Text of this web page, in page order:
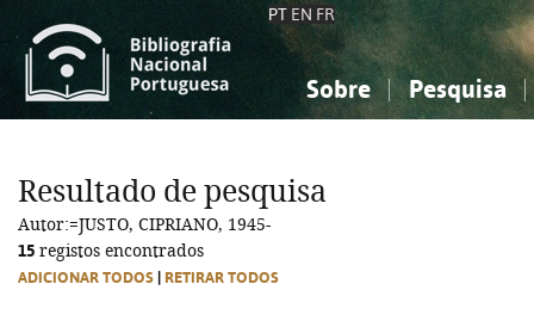
PT EN FR
Sobre Pesquisa
Ciências sociais...
Ciências sociais...
Resultado de pesquisa
Autor:=JUSTO, CIPRIANO, 1945-
15 registos encontrados
ADICIONAR TODOS RETIRAR TODOS